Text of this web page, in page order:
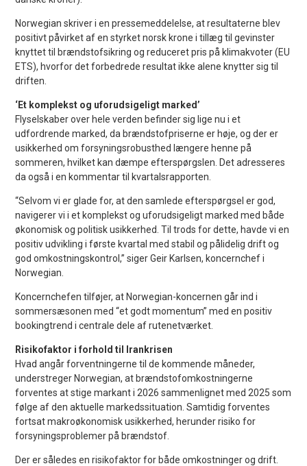
Norwegian skriver i en pressemeddelelse, at resultaterne blev
positivt påvirket af en styrket norsk krone i tillæg til gevinster
knyttet til brændstofsikring og reduceret pris på klimakvoter (EU
ETS), hvorfor det forbedrede resultat ikke alene knytter sig til
driften.
‘Et komplekst og uforudsigeligt marked’
Flyselskaber over hele verden befinder sig lige nu i et
udfordrende marked, da brændstofpriserne er høje, og der er
usikkerhed om forsyningsrobusthed længere henne på
sommeren, hvilket kan dæmpe efterspørgslen. Det adresseres
da også i en kommentar til kvartalsrapporten.
“Selvom vi er glade for, at den samlede efterspørgsel er god,
navigerer vi i et komplekst og uforudsigeligt marked med både
økonomisk og politisk usikkerhed. Til trods for dette, havde vi en
positiv udvikling i første kvartal med stabil og pålidelig drift og
god omkostningskontrol,” siger Geir Karlsen, koncernchef i
Norwegian.
Koncernchefen tilføjer, at Norwegian-koncernen går ind i
sommersæsonen med “et godt momentum” med en positiv
bookingtrend i centrale dele af rutenetværket.
Risikofaktor i forhold til Irankrisen
Hvad angår forventningerne til de kommende måneder,
understreger Norwegian, at brændstofomkostningerne
forventes at stige markant i 2026 sammenlignet med 2025 som
følge af den aktuelle markedssituation. Samtidig forventes
fortsat makroøkonomisk usikkerhed, herunder risiko for
forsyningsproblemer på brændstof.
Der er således en risikofaktor for både omkostninger og drift.